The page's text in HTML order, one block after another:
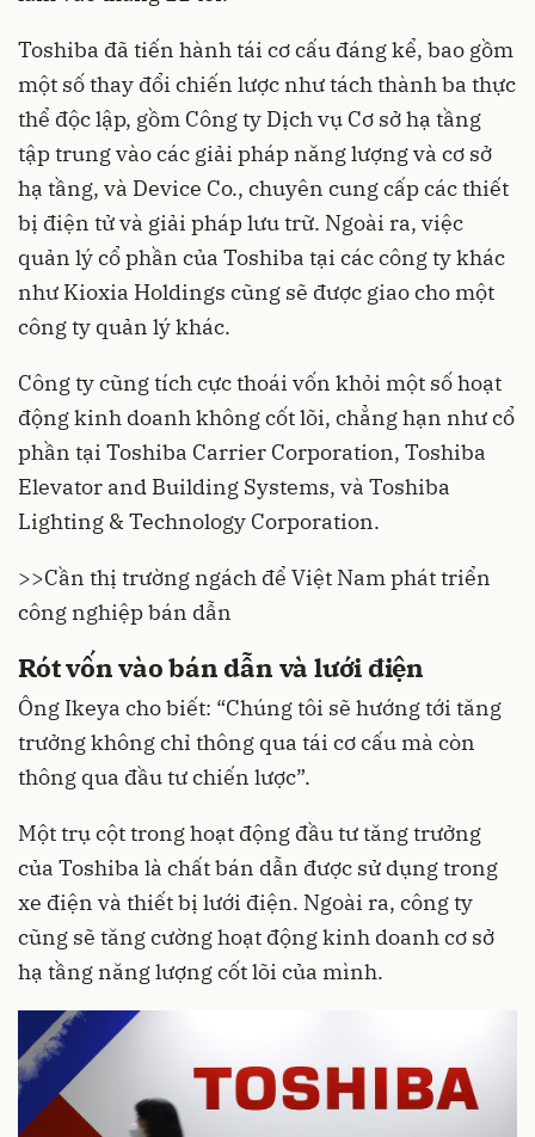
Toshiba đã tiến hành tái cơ cấu đáng kể, bao gồm
một số thay đổi chiến lược như tách thành ba thực
thể độc lập, gồm Công ty Dịch vụ Cơ sở hạ tầng
tập trung vào các giải pháp năng lượng và cơ sở
hạ tầng, và Device Co., chuyên cung cấp các thiết
bị điện tử và giải pháp lưu trữ. Ngoài ra, việc
quản lý cổ phần của Toshiba tại các công ty khác
như Kioxia Holdings cũng sẽ được giao cho một
công ty quản lý khác.
Công ty cũng tích cực thoái vốn khỏi một số hoạt
động kinh doanh không cốt lõi, chẳng hạn như cổ
phần tại Toshiba Carrier Corporation, Toshiba
Elevator and Building Systems, và Toshiba
Lighting & Technology Corporation.
>>Cần thị trường ngách để Việt Nam phát triển
công nghiệp bán dẫn
Rót vốn vào bán dẫn và lưới điện
Ông Ikeya cho biết: “Chúng tôi sẽ hướng tới tăng
trưởng không chỉ thông qua tái cơ cấu mà còn
thông qua đầu tư chiến lược”.
Một trụ cột trong hoạt động đầu tư tăng trưởng
của Toshiba là chất bán dẫn được sử dụng trong
xe điện và thiết bị lưới điện. Ngoài ra, công ty
cũng sẽ tăng cường hoạt động kinh doanh cơ sở
hạ tầng năng lượng cốt lõi của mình.